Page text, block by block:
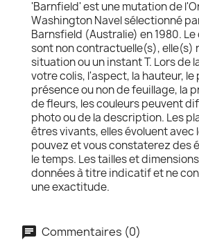
'Barnfield' est une mutation de
Washington Navel sélectionné
Barnsfield (Australie) en 1980.
sont non contractuelle(s),
situation ou un instant T. Lors de
votre colis, l'aspect, la hauteur, le
présence ou non de feuillage, la
de fleurs, les couleurs peuvent
photo ou de la description. Les
êtres vivants, elles évoluent avec
pouvez et vous constaterez des
le temps. Les tailles et
données à titre indicatif et ne
une exactitude.
Commentaires (0)